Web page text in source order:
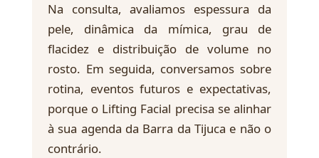
Na consulta, avaliamos espessura da
pele, dinâmica da mímica, grau de
flacidez e distribuição de volume no
rosto. Em seguida, conversamos sobre
rotina, eventos futuros e expectativas,
porque o Lifting Facial precisa se alinhar
à sua agenda da Barra da Tijuca e não o
contrário.